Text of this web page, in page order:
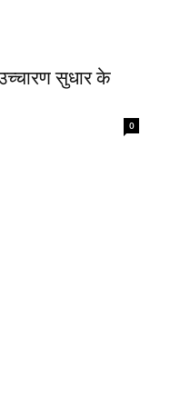
सुधार के
0